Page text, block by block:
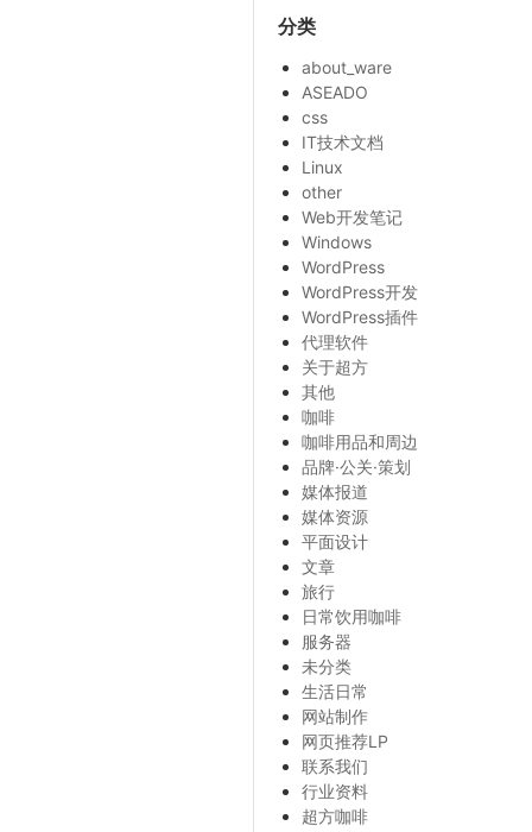
分类
about_ware
ASEADO
css
IT技术文档
Linux
other
Web开发笔记
Windows
WordPress
WordPress开发
WordPress插件
代理软件
关于超方
其他
咖啡
咖啡用品和周边
品牌·公关·策划
媒体报道
媒体资源
平面设计
文章
旅行
日常饮用咖啡
服务器
未分类
生活日常
网站制作
网页推荐LP
联系我们
行业资料
超方咖啡